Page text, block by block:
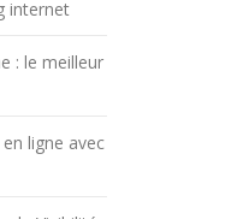
internet
: le meilleur
ligne avec